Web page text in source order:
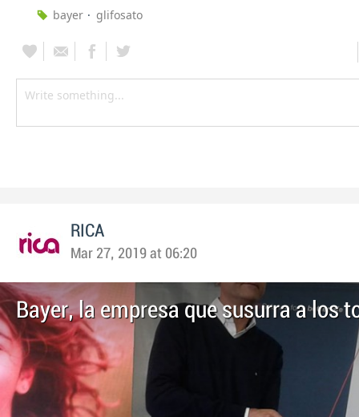
bayer
glifosato
RICA
Mar 27, 2019 at 06:20
Bayer, la empresa que susurra a los